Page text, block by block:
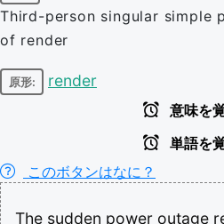
Third-person singular simple
of render
原形: render
意味を
単語を
このボタンはなに？
The sudden power outage